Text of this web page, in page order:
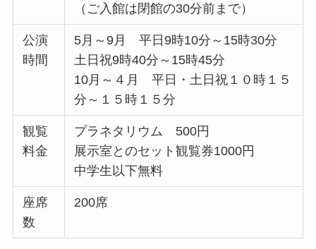
（ご入館は閉館の30分前まで）
公演
時間
5月～9月 平日9時10分～15時30分
土日祝9時40分～15時45分
10月～４月 平日・土日祝１０時１５
分～１５時１５分
観覧
料金
プラネタリウム 500円
展示室とのセット観覧券1000円
中学生以下無料
座席
数
200席